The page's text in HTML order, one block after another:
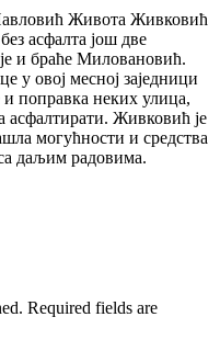
Живота Живковић
асфалта још две
и браће Миловановић.
у овој месној заједници
поправка неких улица,
асфалтирати. Живковић је
могућности и средства
даљим радовима.
Required fields are